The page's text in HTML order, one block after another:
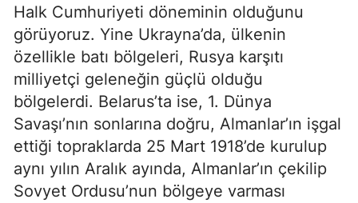
Halk Cumhuriyeti döneminin olduğunu
görüyoruz. Yine Ukrayna’da, ülkenin
özellikle batı bölgeleri, Rusya karşıtı
milliyetçi geleneğin güçlü olduğu
bölgelerdi. Belarus’ta ise, 1. Dünya
Savaşı’nın sonlarına doğru, Almanlar’ın işgal
ettiği topraklarda 25 Mart 1918’de kurulup
aynı yılın Aralık ayında, Almanlar’ın çekilip
Sovyet Ordusu’nun bölgeye varması